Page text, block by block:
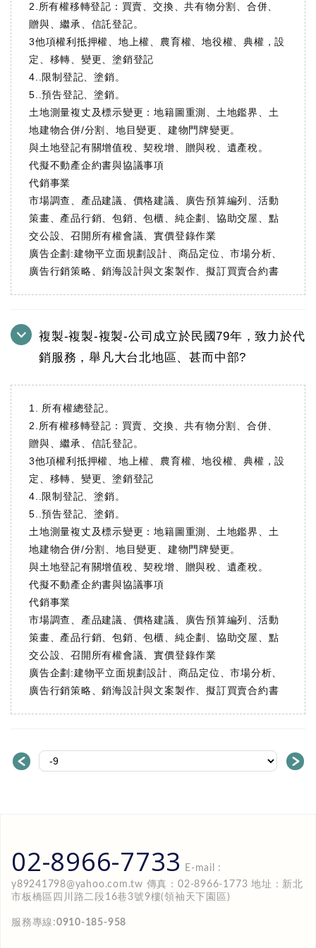
2.所有權移轉登記：買賣、交換、共有物分割、合併、
贈與、繼承、信託登記。
3他項權利抵押權、地上權、農育權、地役權、典權，設
定、移轉、變更、塗銷登記
4..限制登記、塗銷。
5..預告登記、塗銷。
土地測量複丈及標示變更：地籍圖重測、土地鑑界、土
地建物合併/分割、地目變更、建物門牌變更。
與土地登記有關增值稅、契稅增、贈與稅、遺產稅。
代擬不動產企約書與協議事項
代銷事業
市場調查、產品建議、價格建議、廣告預算編列、活動
策畫、產品行銷、包銷、包櫃、純企劃、協助交屋、點
交公設、召開所有權會議、實價登錄作業
廣告企劃:建物平立面規劃設計、商品定位、市場分析、
廣告行銷策略、銷海設計與文案製作、擬訂買賣合約書
複製-複製-複製-公司成立於民國79年，致力於代
銷服務，舉凡大台北地區、甚而中部?
1. 所有權總登記。
2.所有權移轉登記：買賣、交換、共有物分割、合併、
贈與、繼承、信託登記。
3他項權利抵押權、地上權、農育權、地役權、典權，設
定、移轉、變更、塗銷登記
4..限制登記、塗銷。
5..預告登記、塗銷。
土地測量複丈及標示變更：地籍圖重測、土地鑑界、土
地建物合併/分割、地目變更、建物門牌變更。
與土地登記有關增值稅、契稅增、贈與稅、遺產稅。
代擬不動產企約書與協議事項
代銷事業
市場調查、產品建議、價格建議、廣告預算編列、活動
策畫、產品行銷、包銷、包櫃、純企劃、協助交屋、點
交公設、召開所有權會議、實價登錄作業
廣告企劃:建物平立面規劃設計、商品定位、市場分析、
廣告行銷策略、銷海設計與文案製作、擬訂買賣合約書
＜ ＞
02-8966-7733
E-mail :
y89241798@yahoo.com.tw 傳真：02-8966-1773 地址：新北
市板橋區四川路二段16巷3號9樓(領袖天下園區)
服務專線:0910-185-958